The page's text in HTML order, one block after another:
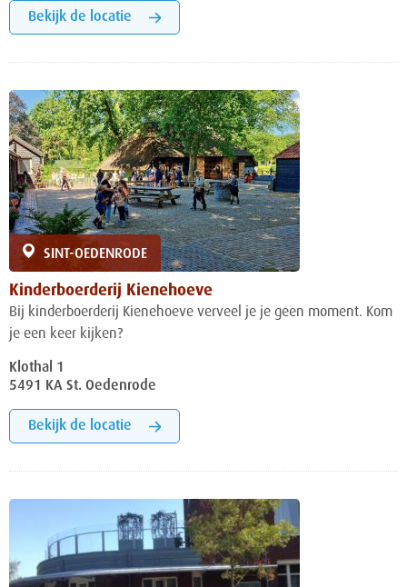
Bekijk de locatie
SINT-OEDENRODE
Kinderboerderij Kienehoeve
Bij kinderboerderij Kienehoeve verveel je je geen moment. Kom
je een keer kijken?
Klothal 1
5491 KA St. Oedenrode
Bekijk de locatie